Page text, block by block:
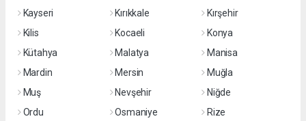
Kayseri
Kırıkkale
Kırşehir
Kilis
Kocaeli
Konya
Kütahya
Malatya
Manisa
Mardin
Mersin
Muğla
Muş
Nevşehir
Niğde
Ordu
Osmaniye Rize